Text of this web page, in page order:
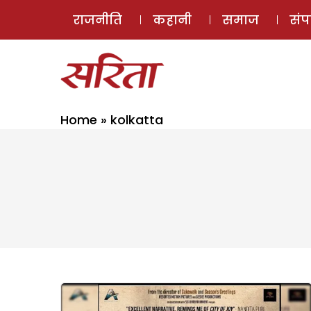
राजनीति कहानी समाज
Home » kolkatta